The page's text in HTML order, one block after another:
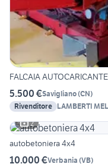
FALCAIA
5.500 €Savigliano(CN)
Rivenditore LAMBERTI
2
autobetoniera 4x4
10.000 €Verbania (VB)